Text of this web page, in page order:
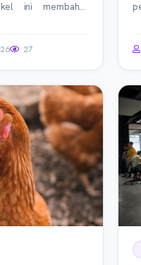
ini membahas
dan kepuasan
27